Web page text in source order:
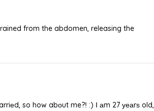
from the abdomen, releasing the
so how abоut me?ǃ :) Ι аm 27 уеаrѕ old,